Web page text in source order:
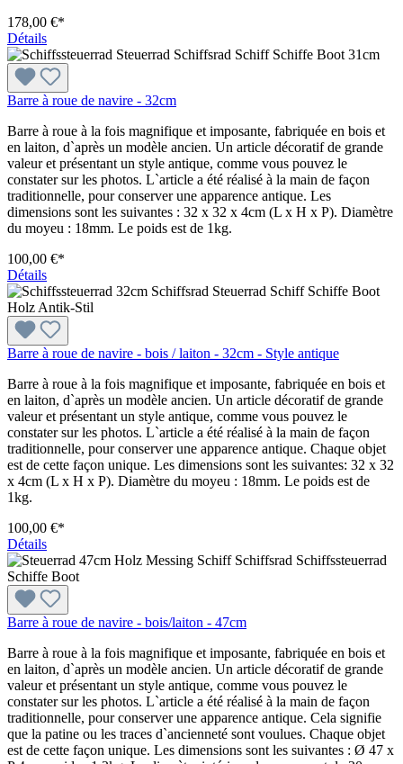
178,00 €*
Détails
Barre à roue de navire - 32cm
Barre à roue à la fois magnifique et imposante, fabriquée en bois et
en laiton, d`après un modèle ancien. Un article décoratif de grande
valeur et présentant un style antique, comme vous pouvez le
constater sur les photos. L`article a été réalisé à la main de façon
traditionnelle, pour conserver une apparence antique. Les
dimensions sont les suivantes : 32 x 32 x 4cm (L x H x P). Diamètre
du moyeu : 18mm. Le poids est de 1kg.
100,00 €*
Détails
Barre à roue de navire - bois / laiton - 32cm - Style antique
Barre à roue à la fois magnifique et imposante, fabriquée en bois et
en laiton, d`après un modèle ancien. Un article décoratif de grande
valeur et présentant un style antique, comme vous pouvez le
constater sur les photos. L`article a été réalisé à la main de façon
traditionnelle, pour conserver une apparence antique. Chaque objet
est de cette façon unique. Les dimensions sont les suivantes: 32 x 32
x 4cm (L x H x P). Diamètre du moyeu : 18mm. Le poids est de
1kg.
100,00 €*
Détails
Barre à roue de navire - bois/laiton - 47cm
Barre à roue à la fois magnifique et imposante, fabriquée en bois et
en laiton, d`après un modèle ancien. Un article décoratif de grande
valeur et présentant un style antique, comme vous pouvez le
constater sur les photos. L`article a été réalisé à la main de façon
traditionnelle, pour conserver une apparence antique. Cela signifie
que la patine ou les traces d`ancienneté sont voulues. Chaque objet
est de cette façon unique. Les dimensions sont les suivantes : Ø 47 x